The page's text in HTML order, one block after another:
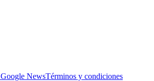
Google NewsTérminos y condiciones